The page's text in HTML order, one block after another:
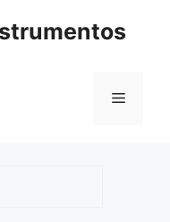
Menú